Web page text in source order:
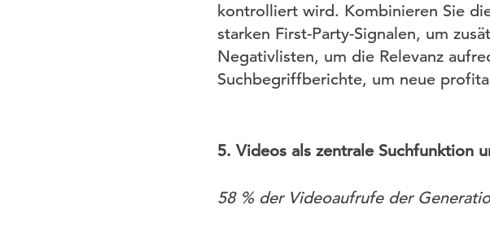
kontrolliert wird. Kombinieren Sie
starken First-Party-Signalen, um
Negativlisten, um die Relevanz
Suchbegriffberichte, um neue
5. Videos als zentrale Suchfunktion
58 % der Videoaufrufe der